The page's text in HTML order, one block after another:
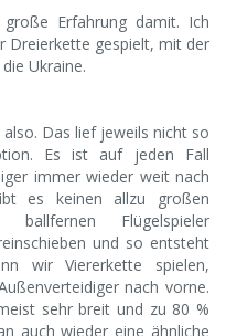
Erfahrung damit. Ich
Dreierkette gespielt, mit der
Ukraine.
Das lief jeweils nicht so
Es ist auf jeden Fall
immer wieder weit nach
es keinen allzu großen
Flügelspieler
und so entsteht
wir Viererkette spielen,
nach vorne.
sehr breit und zu 80 %
auch wieder eine ähnliche